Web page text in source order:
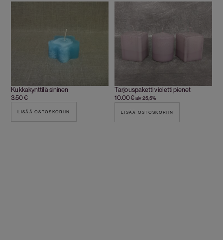
Kukkakynttilä sininen
3.50€
LISÄÄ OSTOSKORIIN
Tarjouspaketti violetti pienet
10.00€alv 25,5%
LISÄÄ OSTOSKORIIN